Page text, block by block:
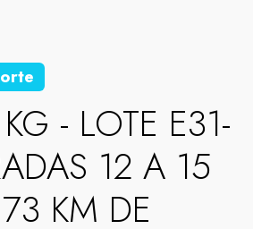
- LOTE E31-
12 A 15
KM DE